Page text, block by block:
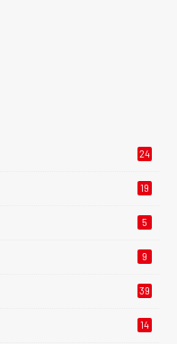
24
19
5
9
39
14